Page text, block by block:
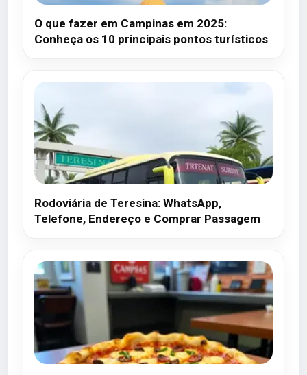
O que fazer em Campinas em 2025:
Conheça os 10 principais pontos turísticos
Rodoviária de Teresina: WhatsApp,
Telefone, Endereço e Comprar Passagem